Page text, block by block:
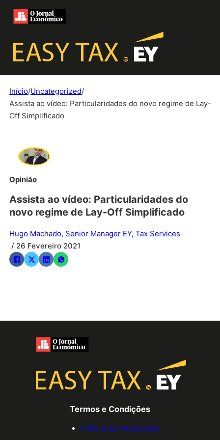
Início/Uncategorized/
Assista ao vídeo: Particularidades do novo regime de Lay-
Off Simplificado
Opinião
Assista ao vídeo: Particularidades do
novo regime de Lay-Off Simplificado
Hugo Machado, Senior Manager EY, Tax Services
/ 26 Fevereiro 2021
Termos e Condições
Política de Privacidade